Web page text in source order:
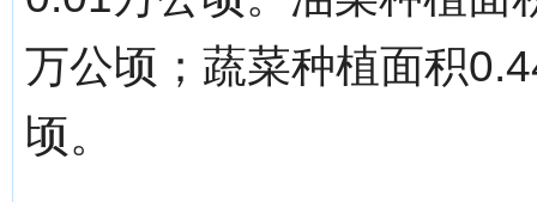
万公顷；蔬菜种植面积
顷。